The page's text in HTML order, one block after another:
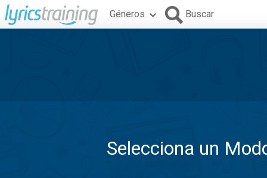
Géneros Buscar
Selecciona un